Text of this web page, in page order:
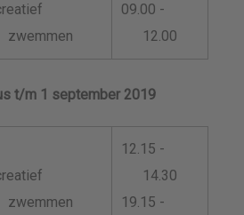
zwemmen
09.00 -
12.00
t/m 1 september 2019
zwemmen
12.15 -
14.30
19.15 -